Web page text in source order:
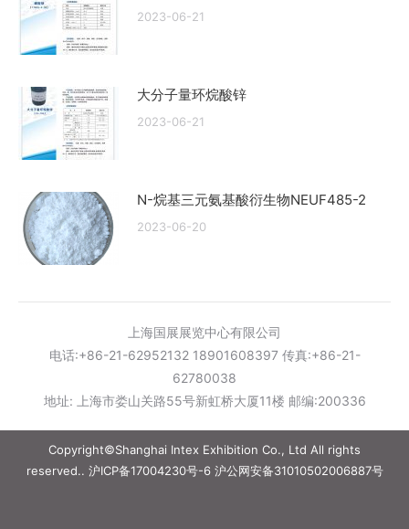
2023-06-21
大分子量环烷酸锌
2023-06-21
N-烷基三元氨基酸衍生物NEUF485-2
2023-06-20
上海国展展览中心有限公司
电话:+86-21-62952132 18901608397 传真:+86-21-
62780038
地址: 上海市娄山关路55号新虹桥大厦11楼 邮编:200336
Copyright©Shanghai Intex Exhibition Co., Ltd All rights
reserved.. 沪ICP备17004230号-6沪公网安备31010502006887号